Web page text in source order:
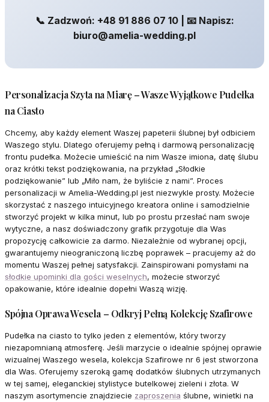
📞 Zadzwoń: +48 91 886 07 10 | 📧 Napisz:
biuro@amelia-wedding.pl
Personalizacja Szyta na Miarę – Wasze Wyjątkowe Pudełka
na Ciasto
Chcemy, aby każdy element Waszej papeterii ślubnej był odbiciem
Waszego stylu. Dlatego oferujemy pełną i darmową personalizację
frontu pudełka. Możecie umieścić na nim Wasze imiona, datę ślubu
oraz krótki tekst podziękowania, na przykład „Słodkie
podziękowanie” lub „Miło nam, że byliście z nami”. Proces
personalizacji w Amelia-Wedding.pl jest niezwykle prosty. Możecie
skorzystać z naszego intuicyjnego kreatora online i samodzielnie
stworzyć projekt w kilka minut, lub po prostu przesłać nam swoje
wytyczne, a nasz doświadczony grafik przygotuje dla Was
propozycję całkowicie za darmo. Niezależnie od wybranej opcji,
gwarantujemy nieograniczoną liczbę poprawek – pracujemy aż do
momentu Waszej pełnej satysfakcji. Zainspirowani pomysłami na
słodkie upominki dla gości weselnych, możecie stworzyć
opakowanie, które idealnie dopełni Waszą wizję.
Spójna Oprawa Wesela – Odkryj Pełną Kolekcję Szafirowe
Pudełka na ciasto to tylko jeden z elementów, który tworzy
niezapomnianą atmosferę. Jeśli marzycie o idealnie spójnej oprawie
wizualnej Waszego wesela, kolekcja Szafirowe nr 6 jest stworzona
dla Was. Oferujemy szeroką gamę dodatków ślubnych utrzymanych
w tej samej, eleganckiej stylistyce butelkowej zieleni i złota. W
naszym asortymencie znajdziecie zaproszenia ślubne, winietki na